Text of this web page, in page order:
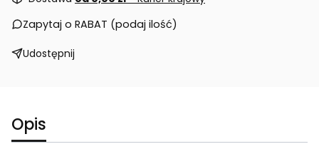
Zapytaj o RABAT (podaj ilość)
Udostępnij
Opis